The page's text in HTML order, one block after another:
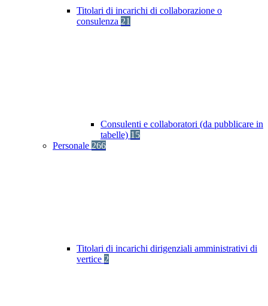
Titolari di incarichi di collaborazione o
consulenza 21
Consulenti e collaboratori (da pubblicare in
tabelle) 15
Personale 266
Titolari di incarichi dirigenziali amministrativi di
vertice 2